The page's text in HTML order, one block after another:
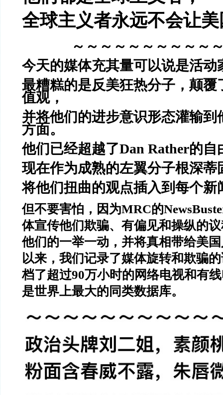
全球主义者永远不会让
～～～～～～～～～～
今天的媒体充其量可以说是活动
最糟糕的是反美狂热分子，颠覆
值观，
并将他们的进步意识形态灌输到
方面。
他们已经超越了Dan Rather的自
现在作为成熟的左翼分子根深蒂
将他们扭曲的观点插入到每个新
但不要害怕，因为MRC的
体宣传他们欺骗、有偏见和操纵的
他们的一举一动，并将真相带给美
以来，我们记录了媒体旋转和欺骗
档了超过90万小时的网络电视和有
是世界上最大的同类数据库。